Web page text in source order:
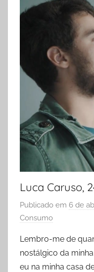
Luca Caruso,
Publicado em 6 de
Consumo
Lembro-me de
nostálgico da
eu na minha casa